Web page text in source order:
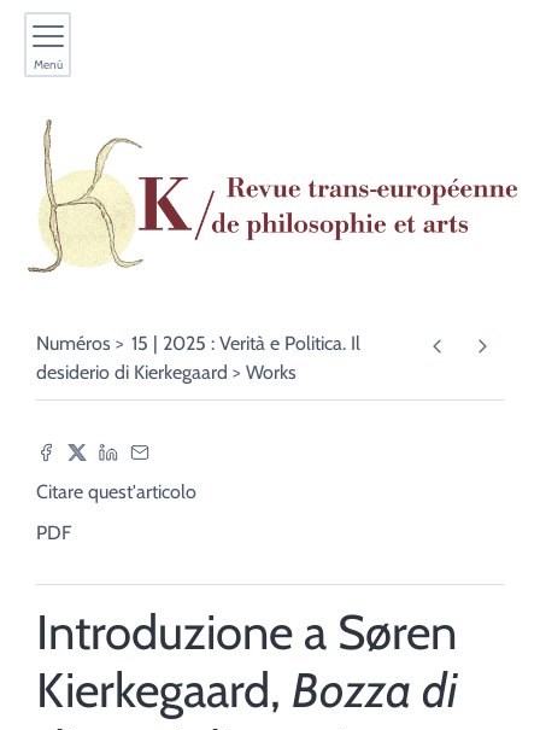
Menù
Numéros
15 | 2025 : Verità e Politica. Il
desiderio di Kierkegaard
Works
Citare quest'articolo
PDF
Introduzione a Søren
Kierkegaard, Bozza di